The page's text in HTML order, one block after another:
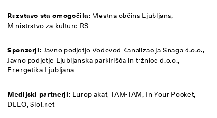
Razstavo sta omogočila: Mestna občina Ljubljana,
Ministrstvo za kulturo RS
Sponzorji: Javno podjetje Vodovod Kanalizacija Snaga d.o.o.,
Javno podjetje Ljubljanska parkirišča in tržnice d.o.o.,
Energetika Ljubljana
Medijski partnerji: Europlakat, TAM-TAM, In Your Pocket,
DELO, Siol.net